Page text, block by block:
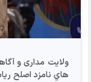
ولايت مداری و
هاي نامزد اصلح